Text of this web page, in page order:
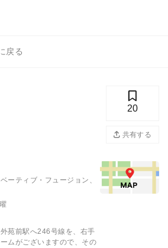
戻る
20
共有する
ーティブ・フュージョン、
苑前駅へ246号線を、右手
ムがございますので、その